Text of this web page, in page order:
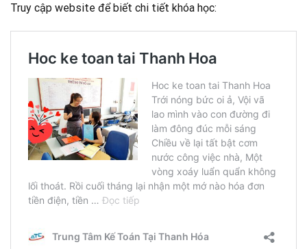
Truy cập website để biết chi tiết khóa học: